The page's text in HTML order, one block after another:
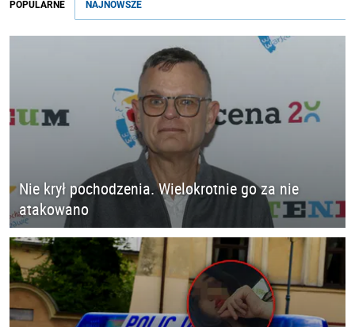
POPULARNE NAJNOWSZE
Nie krył pochodzenia. Wielokrotnie go za nie
atakowano